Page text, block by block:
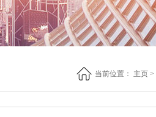
当前位置： 主页 >